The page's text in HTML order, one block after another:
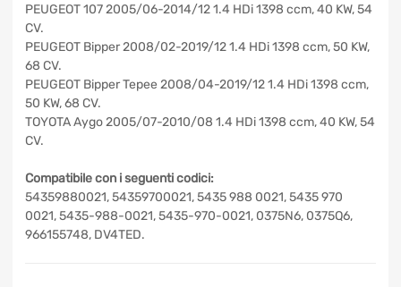
PEUGEOT 107 2005/06-2014/12 1.4 HDi 1398 ccm, 40 KW,
54 CV.
PEUGEOT Bipper 2008/02-2019/12 1.4 HDi 1398 ccm, 50
KW, 68 CV.
PEUGEOT Bipper Tepee 2008/04-2019/12 1.4 HDi 1398
ccm, 50 KW, 68 CV.
TOYOTA Aygo 2005/07-2010/08 1.4 HDi 1398 ccm, 40 KW,
54 CV.
Compatibile con i seguenti codici:
54359880021, 54359700021, 5435 988 0021, 5435 970
0021, 5435-988-0021, 5435-970-0021, 0375N6, 0375Q6,
966155748, DV4TED.